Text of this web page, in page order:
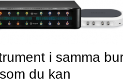
i samma
du kan